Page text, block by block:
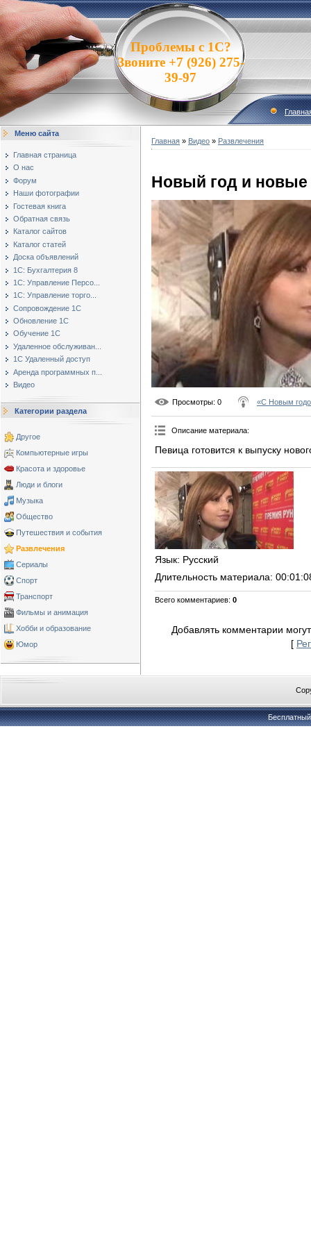
Проблемы с 1С?
Звоните +7 (926) 275-
39-97
Меню сайта
Главная страница
О нас
Форум
Наши фотографии
Гостевая книга
Обратная связь
Каталог сайтов
Каталог статей
Доска объявлений
1С: Бухгалтерия 8
1С: Управление Персо...
1С: Управление торго...
Сопровождение 1С
Обновление 1С
Обучение 1С
Удаленное обслуживан...
1С Удаленный доступ
Аренда программных п...
Видео
Категории раздела
Другое
Компьютерные игры
Красота и здоровье
Люди и блоги
Музыка
Общество
Путешествия и события
Развлечения
Сериалы
Спорт
Транспорт
Фильмы и анимация
Хобби и образование
Юмор
Главная » Видео » Развлечения
Новый год и
Просмотры: 0 «С Новым
Описание материала:
Певица готовится к выпуску
Язык: Русский
Длительность материала:
Всего комментариев: 0
Добавлять комментарии
[